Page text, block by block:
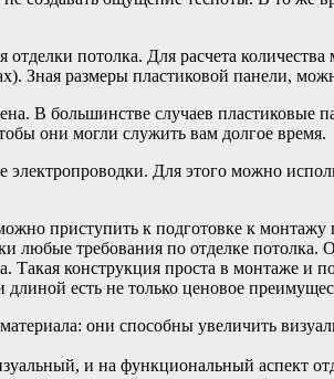
отделки потолка. Для расчета
Зная размеры пластиковой панели,
В большинстве случаев пластиковые
они могли служить вам долгое время.
Для этого можно
приступить к подготовке к
любые требования по отделке
конструкция проста в монтаже и
есть не только ценовое
они способны увеличить
и на функциональный аспект